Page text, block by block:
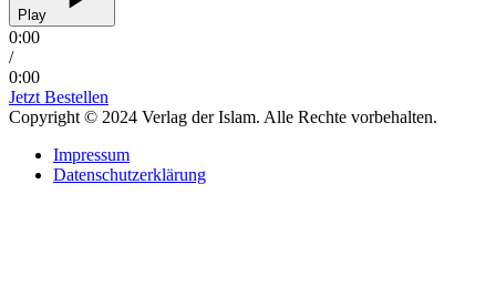
Play
0:00
/
0:00
Jetzt Bestellen
Copyright © 2024 Verlag der Islam. Alle Rechte vorbehalten.
Impressum
Datenschutzerklärung